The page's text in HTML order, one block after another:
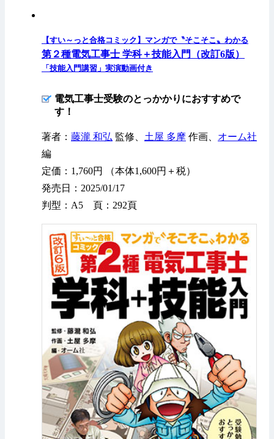
【すい～っと合格コミック】マンガで〝そこそこ〟わかる
第２種電気工事士 学科＋技能入門（改訂6版）
「技能入門講習」実演動画付き
電気工事士受験のとっかかりにおすすめで
す！
著者： 藤瀧 和弘 監修、 土屋 多摩 作画、 オーム社
編
定価：1,760円 （本体1,600円＋税）
発売日：2025/01/17
判型：A5 頁：292頁